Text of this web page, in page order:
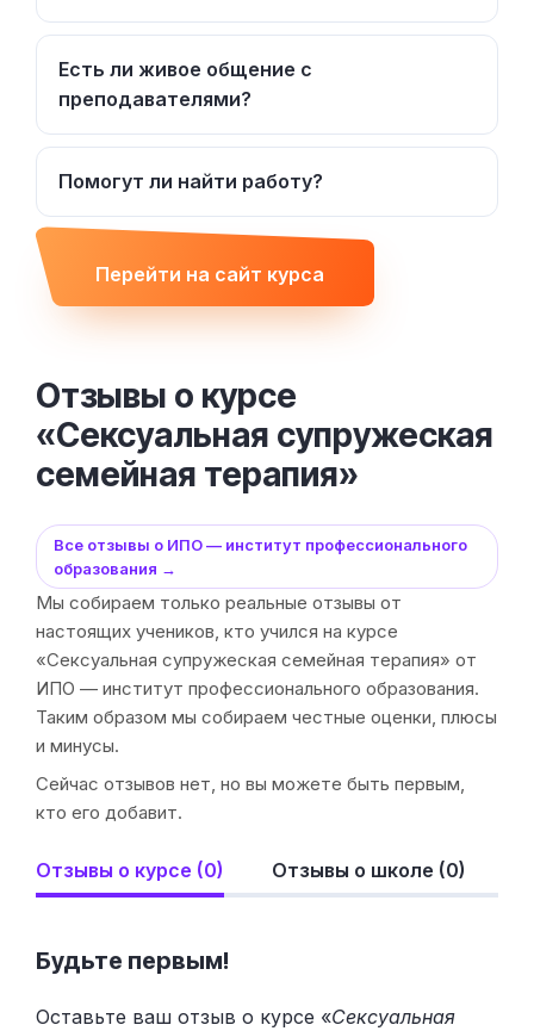
Есть ли живое общение с
преподавателями?
Помогут ли найти работу?
Перейти на сайт курса
Отзывы о курсе
«Сексуальная супружеская
семейная терапия»
Все отзывы о ИПО — институт профессионального
образования →
Мы собираем только реальные отзывы от
настоящих учеников, кто учился на курсе
«Сексуальная супружеская семейная терапия» от
ИПО — институт профессионального образования.
Таким образом мы собираем честные оценки, плюсы
и минусы.
Сейчас отзывов нет, но вы можете быть первым,
кто его добавит.
Отзывы о курсе (0) Отзывы о школе (0)
Будьте первым!
Оставьте ваш отзыв о курсе «Сексуальная